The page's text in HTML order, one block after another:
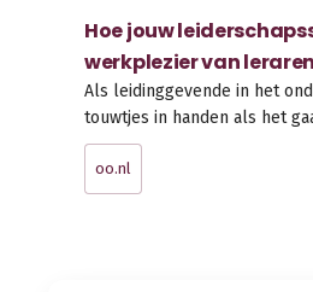
Hoe jouw
werkplezier van
Als leidinggevende in het
touwtjes in handen als het
oo.nl